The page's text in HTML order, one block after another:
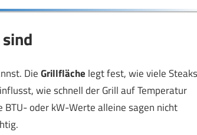
DieGrillfläche legt fest, wie viele Steaks
wie schnell der Grill auf Temperatur
oder kW-Werte alleine sagen nicht